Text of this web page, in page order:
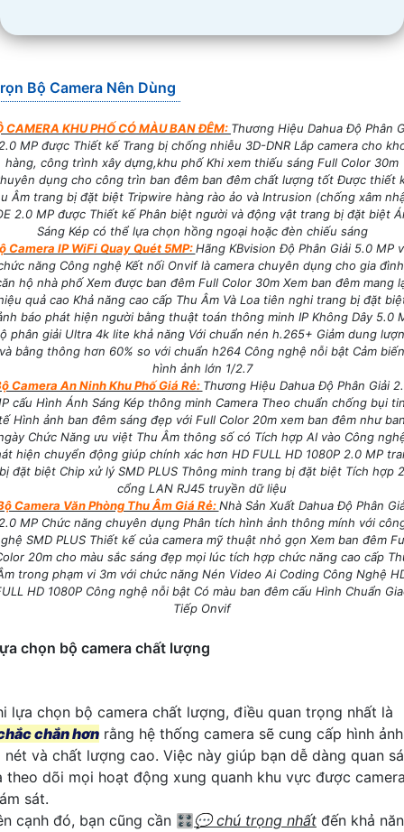
Bộ Camera Nên Dùng
CAMERA KHU PHỐ CÓ MÀU BAN ĐÊM: Thương Hiệu Dahua Độ Phân
MP được Thiết kế Trang bị chống nhiễu 3D-DNR Lắp camera cho
hàng, công trình xây dựng,khu phố Khi xem thiếu sáng Full Color 30m
dụng cho công trìn ban đêm ban đêm chất lượng tốt Được thiết
Âm trang bị đặt biệt Tripwire hàng rào ảo và Intrusion (chống xâm
2.0 MP được Thiết kế Phân biệt người và động vật trang bị đặt biệt
Sáng Kép có thể lựa chọn hồng ngoại hoặc đèn chiếu sáng
Camera IP WiFi Quay Quét 5MP:Hãng KBvision Độ Phân Giải 5.0 MP
năng Công nghệ Kết nối Onvif là camera chuyên dụng cho gia
hộ nhà phố Xem được ban đêm Full Color 30m Xem ban đêm mang
quả cao Khả năng cao cấp Thu Âm Và Loa tiên nghi trang bị đặt
báo phát hiện người bằng thuật toán thông minh IP Không Dây 5.0
phân giải Ultra 4k lite khả năng Với chuẩn nén h.265+ Giảm dung
và bằng thông hơn 60% so với chuẩn h264 Công nghệ nỗi bật Cảm biến
hình ảnh lớn 1/2.7
Camera An Ninh Khu Phố Giá Rẻ: Thương Hiệu Dahua Độ Phân Giải
cấu Hình Ánh Sáng Kép thông minh Camera Theo chuẩn chống bụi
Hình ảnh ban đêm sáng đẹp với Full Color 20m xem ban đêm như
Chức Năng ưu việt Thu Âm thông số có Tích hợp AI vào Công
hiện chuyển động giúp chính xác hơn HD FULL HD 1080P 2.0 MP
bị đặt biệt Chip xử lý SMD PLUS Thông minh trang bị đặt biệt Tích hợp 2
cổng LAN RJ45 truyền dữ liệu
Camera Văn Phòng Thu Âm Giá Rẻ:Nhà Sản Xuất Dahua Độ Phân
MP Chức năng chuyên dụng Phân tích hình ảnh thông mính với
SMD PLUS Thiết kế của camera mỹ thuật nhỏ gọn Xem ban đêm
20m cho màu sắc sáng đẹp mọi lúc tích hợp chức năng cao cấp
trong phạm vi 3m với chức năng Nén Video Ai Coding Công Nghệ
HD 1080P Công nghệ nỗi bật Có màu ban đêm cấu Hình Chuẩn
Tiếp Onvif
chọn bộ camera chất lượng
lựa chọn bộ camera chất lượng, điều quan trọng nhất là
chắn hơn rằng hệ thống camera sẽ cung cấp hình ảnh
nét và chất lượng cao. Việc này giúp bạn dễ dàng quan
theo dõi mọi hoạt động xung quanh khu vực được
sát.
cạnh đó, bạn cũng cần 🎛 💬 chú trọng nhất đến khả